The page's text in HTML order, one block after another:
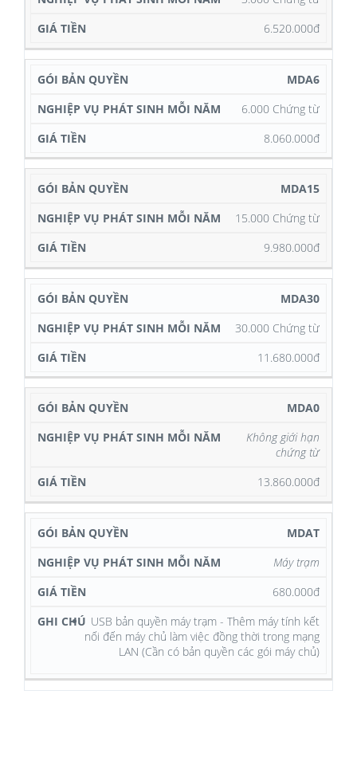
6.520.000đ
MDA6
6.000 Chứng từ
8.060.000đ
MDA15
15.000 Chứng từ
9.980.000đ
MDA30
30.000 Chứng từ
11.680.000đ
MDA0
Không giới hạn
chứng từ
13.860.000đ
MDAT
Máy trạm
680.000đ
USB bản quyền máy trạm - Thêm máy tính kết
nối đến máy chủ làm việc đồng thời trong mạng
LAN (Cần có bản quyền các gói máy chủ)